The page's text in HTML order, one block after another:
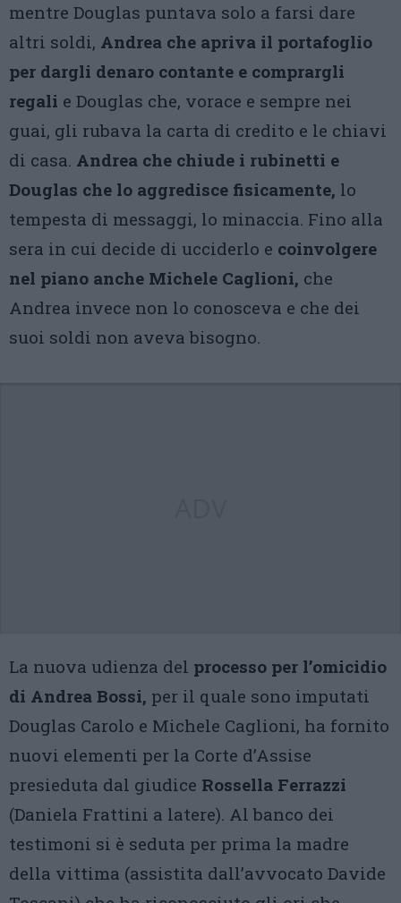
mentre Douglas puntava solo a farsi dare
altri soldi, Andrea che apriva il portafoglio
per dargli denaro contante e comprargli
regali e Douglas che, vorace e sempre nei
guai, gli rubava la carta di credito e le chiavi
di casa. Andrea che chiude i rubinetti e
Douglas che lo aggredisce fisicamente, lo
tempesta di messaggi, lo minaccia. Fino alla
sera in cui decide di ucciderlo e coinvolgere
nel piano anche Michele Caglioni, che
Andrea invece non lo conosceva e che dei
suoi soldi non aveva bisogno.
La nuova udienza del processo per l’omicidio
di Andrea Bossi, per il quale sono imputati
Douglas Carolo e Michele Caglioni, ha fornito
nuovi elementi per la Corte d’Assise
presieduta dal giudice Rossella Ferrazzi
(Daniela Frattini a latere). Al banco dei
testimoni si è seduta per prima la madre
della vittima (assistita dall’avvocato Davide